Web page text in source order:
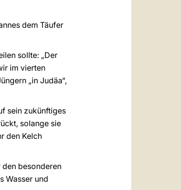
dem Täufer
sollte: „Der
im vierten
„in Judäa“,
sein zukünftiges
solange sie
den Kelch
besonderen
Wasser und